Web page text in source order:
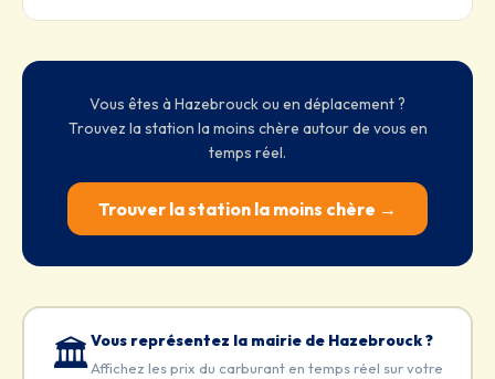
Vous êtes à Hazebrouck ou en déplacement ?
Trouvez la station la moins chère autour de vous en
temps réel.
Trouver la station la moins chère →
🏛️Vous représentez la mairie de Hazebrouck ?
Affichez les prix du carburant en temps réel sur votre